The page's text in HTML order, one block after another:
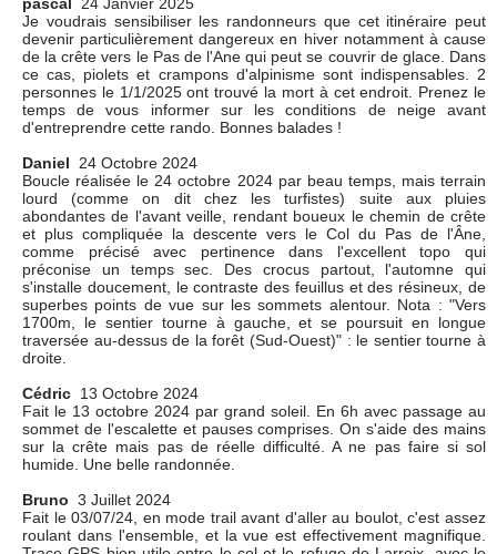
Je voudrais sensibiliser les randonneurs que cet itinéraire peut
devenir particulièrement dangereux en hiver notamment à cause
de la crête vers le Pas de l'Ane qui peut se couvrir de glace. Dans
ce cas, piolets et crampons d'alpinisme sont indispensables. 2
personnes le 1/1/2025 ont trouvé la mort à cet endroit. Prenez le
temps de vous informer sur les conditions de neige avant
d'entreprendre cette rando. Bonnes balades !
Daniel
24 Octobre 2024
Boucle réalisée le 24 octobre 2024 par beau temps, mais terrain
lourd (comme on dit chez les turfistes) suite aux pluies
abondantes de l'avant veille, rendant boueux le chemin de crête
et plus compliquée la descente vers le Col du Pas de l'Âne,
comme précisé avec pertinence dans l'excellent topo qui
préconise un temps sec. Des crocus partout, l'automne qui
s'installe doucement, le contraste des feuillus et des résineux, de
superbes points de vue sur les sommets alentour. Nota : "Vers
1700m, le sentier tourne à gauche, et se poursuit en longue
traversée au-dessus de la forêt (Sud-Ouest)" : le sentier tourne à
droite.
Cédric 13 Octobre 2024
Fait le 13 octobre 2024 par grand soleil. En 6h avec passage au
sommet de l'escalette et pauses comprises. On s'aide des mains
sur la crête mais pas de réelle difficulté. A ne pas faire si sol
humide. Une belle randonnée.
Bruno 3 Juillet 2024
Fait le 03/07/24, en mode trail avant d'aller au boulot, c'est assez
roulant dans l'ensemble, et la vue est effectivement magnifique.